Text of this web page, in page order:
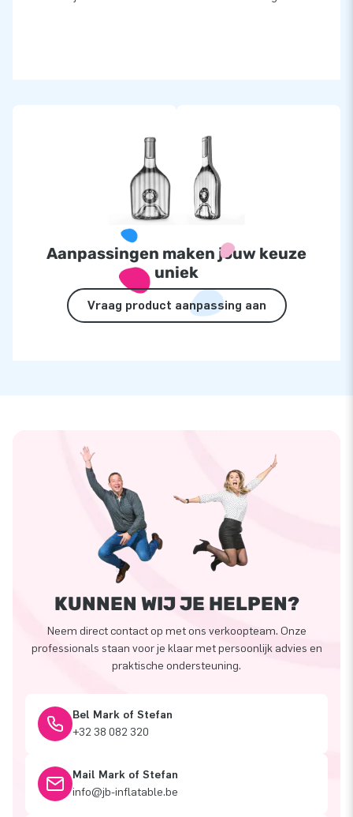
Aanpassingen maken jouw keuze
uniek
Vraag product aanpassing aan
KUNNEN WIJ JE HELPEN?
Neem direct contact op met ons verkoopteam. Onze
professionals staan voor je klaar met persoonlijk advies en
praktische ondersteuning.
Bel Mark of Stefan
+32 38 082 320
Mail Mark of Stefan
info@jb-inflatable.be